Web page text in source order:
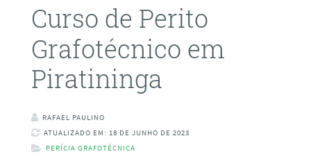
Curso de Perito
Grafotécnico em
Piratininga
RAFAEL PAULINO
ATUALIZADO EM: 18 DE JUNHO DE 2023
PERÍCIA GRAFOTÉCNICA